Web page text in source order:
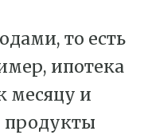
то есть
ипотека
месяцу и
продукты